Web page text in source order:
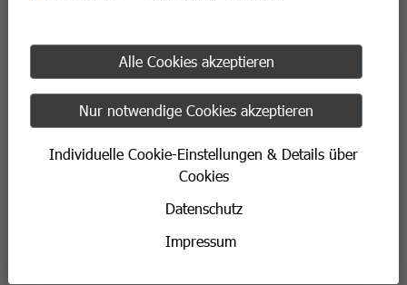
Alle Cookies akzeptieren
Nur notwendige Cookies akzeptieren
Individuelle Cookie-Einstellungen & Details über
Cookies
Datenschutz
Impressum